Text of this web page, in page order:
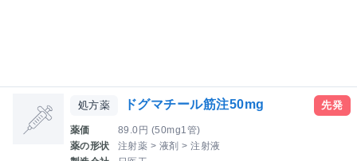
処方薬 ドグマチール筋注50mg
薬価
89.0円 (50mg1管)
薬の形状
注射薬 > 液剤 > 注射液
先発